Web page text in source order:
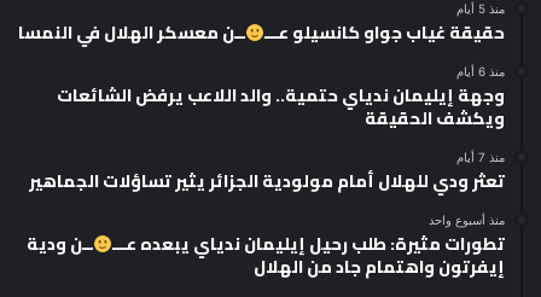
منذ 5 أيام
حقيقة غياب جواو كانسيلو عـــ ــن معسكر الهلال في النمسا
منذ 6 أيام
وجهة إيليمان ندياي حتمية.. والد اللاعب يرفض الشائعات
ويكشف الحقيقة
منذ 7 أيام
تعثر ودي للهلال أمام مولودية الجزائر يثير تساؤلات الجماهير
منذ أسبوع واحد
تطورات مثيرة: طلب رحيل إيليمان ندياي يبعده عـــ ــن ودية
إيفرتون واهتمام جاد من الهلال